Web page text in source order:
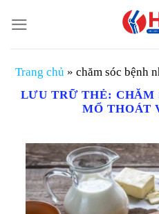
đến
nội
dungTrang chủ » chăm sóc bệnh
LƯU TRỮ THẺ: CHĂM
MỔ THOÁT